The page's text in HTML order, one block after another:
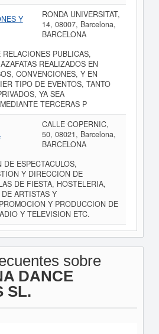
Y
RONDA UNIVERSITAT,
14, 08007, Barcelona,
BARCELONA
PUBLICAS,
REALIZADOS EN
CONVENCIONES, Y EN
TIPO DE EVENTOS, TANTO
YA SEA
TERCERAS P
CALLE COPERNIC,
50, 08021, Barcelona,
BARCELONA
DE ESPECTACULOS,
Y DIRECCION DE
DE FIESTA, HOSTELERIA,
ARTISTAS Y
Y PRODUCCION DE
Y TELEVISION ETC.
sobre
DANCE
SL.